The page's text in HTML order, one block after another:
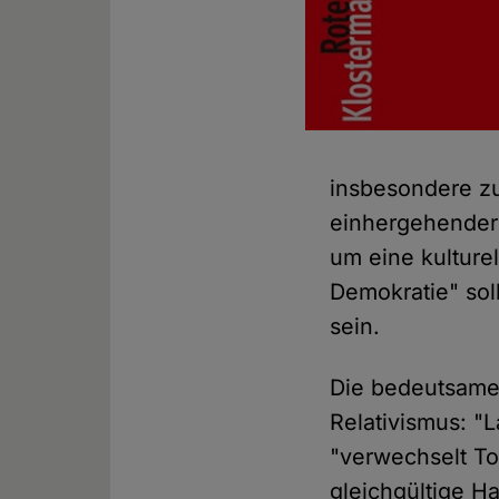
insbesondere
um eine
Demokratie"
sein.
Die
Relativismus:
"verwechselt
gleichgültige